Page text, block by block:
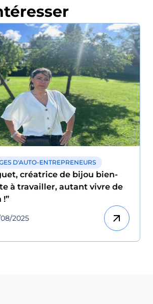
D'AUTO-ENTREPRENEURS
créatrice de bijou bien-
à travailler, autant vivre de
!”
2025 arrow_outward